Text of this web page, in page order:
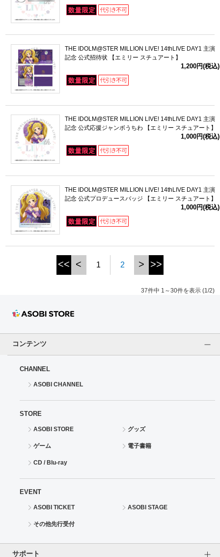
THE IDOLM@STER MILLION LIVE! 14thLIVE DAY1 主演
記念 公式招待状 【エミリー スチュアート】
1,200円(税込)
THE IDOLM@STER MILLION LIVE! 14thLIVE DAY1 主演
記念 公式応援ジャンボうちわ 【エミリー スチュアート】
1,000円(税込)
THE IDOLM@STER MILLION LIVE! 14thLIVE DAY1 主演
記念 公式プロデュースバッジ 【エミリー スチュアート】
1,000円(税込)
<< < 1 2 > >>
37件中 1～30件を表示 (1/2)
コンテンツ
CHANNEL
ASOBI CHANNEL
STORE
ASOBI STORE グッズ
ゲーム 電子書籍
CD / Blu-ray
EVENT
ASOBI TICKET ASOBI STAGE
その他先行受付
サポート